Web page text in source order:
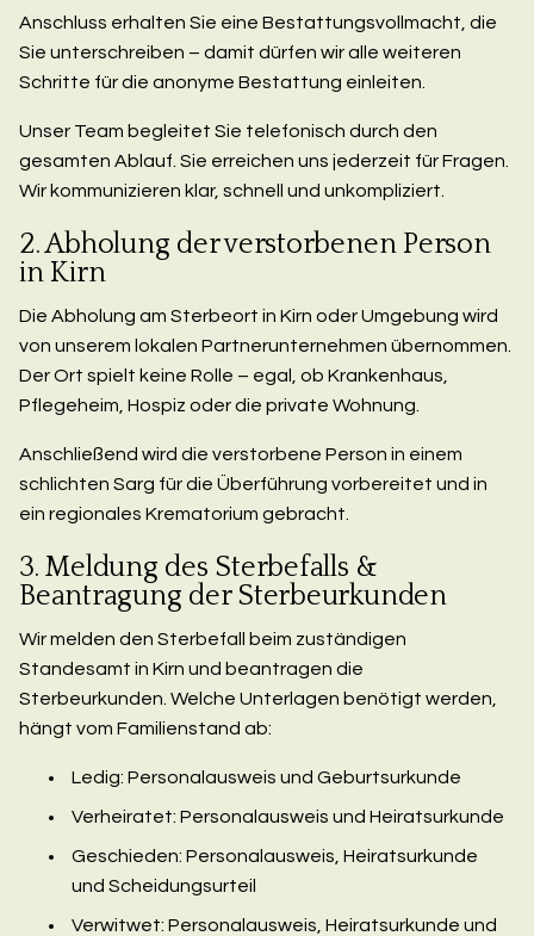
Anschluss erhalten Sie eine Bestattungsvollmacht, die
Sie unterschreiben – damit dürfen wir alle weiteren
Schritte für die anonyme Bestattung einleiten.
Unser Team begleitet Sie telefonisch durch den
gesamten Ablauf. Sie erreichen uns jederzeit für Fragen.
Wir kommunizieren klar, schnell und unkompliziert.
2. Abholung der verstorbenen Person
in Kirn
Die Abholung am Sterbeort in Kirn oder Umgebung wird
von unserem lokalen Partnerunternehmen übernommen.
Der Ort spielt keine Rolle – egal, ob Krankenhaus,
Pflegeheim, Hospiz oder die private Wohnung.
Anschließend wird die verstorbene Person in einem
schlichten Sarg für die Überführung vorbereitet und in
ein regionales Krematorium gebracht.
3. Meldung des Sterbefalls &
Beantragung der Sterbeurkunden
Wir melden den Sterbefall beim zuständigen
Standesamt in Kirn und beantragen die
Sterbeurkunden. Welche Unterlagen benötigt werden,
hängt vom Familienstand ab:
Ledig: Personalausweis und Geburtsurkunde
Verheiratet: Personalausweis und Heiratsurkunde
Geschieden: Personalausweis, Heiratsurkunde
und Scheidungsurteil
Verwitwet: Personalausweis, Heiratsurkunde und